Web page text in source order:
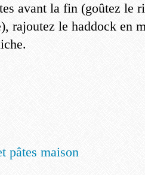
avant la fin (goûtez le
rajoutez le haddock en
pâtes maison